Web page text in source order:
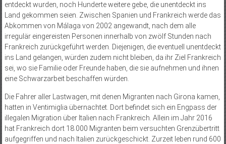
entdeckt wurden, noch Hunderte weitere gebe, die unentdeckt ins
Land gekommen seien. Zwischen Spanien und Frankreich werde das
Abkommen von Málaga von 2002 angewandt, nach dem alle
irregulär eingereisten Personen innerhalb von zwölf Stunden nach
Frankreich zurückgeführt werden. Diejenigen, die eventuell unentdeckt
ins Land gelangen, würden zudem nicht bleiben, da ihr Ziel Frankreich
sei, wo sie Familie oder Freunde haben, die sie aufnehmen und ihnen
eine Schwarzarbeit beschaffen würden.
Die Fahrer aller Lastwagen, mit denen Migranten nach Girona kamen,
hatten in Ventimiglia übernachtet. Dort befindet sich ein Engpass der
illegalen Migration über Italien nach Frankreich. Allein im Jahr 2016
hat Frankreich dort 18.000 Migranten beim versuchten Grenzübertritt
aufgegriffen und nach Italien zurückgeschickt. Zurzeit leben rund 600